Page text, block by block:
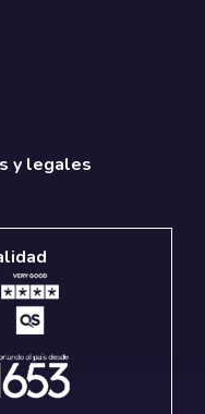
y legales